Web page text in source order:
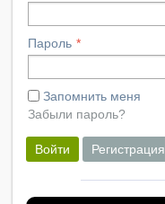
Пароль
Запомнить меня
Забыли пароль?
Войти Регистрация